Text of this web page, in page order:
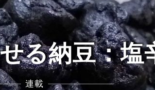
る納豆：塩
連載